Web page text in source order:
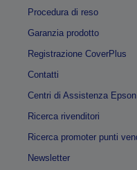
Procedura di reso
Garanzia prodotto
Registrazione CoverPlus
Contatti
Centri di Assistenza Epson
Ricerca rivenditori
Ricerca promoter punti
Newsletter